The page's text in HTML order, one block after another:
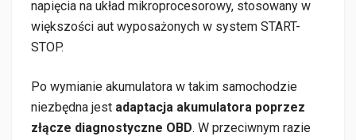
napięcia na układ mikroprocesorowy, stosowany w
większości aut wyposażonych w system START-
STOP.
Po wymianie akumulatora w takim samochodzie
niezbędna jest adaptacja akumulatora poprzez
złącze diagnostyczne OBD. W przeciwnym razie